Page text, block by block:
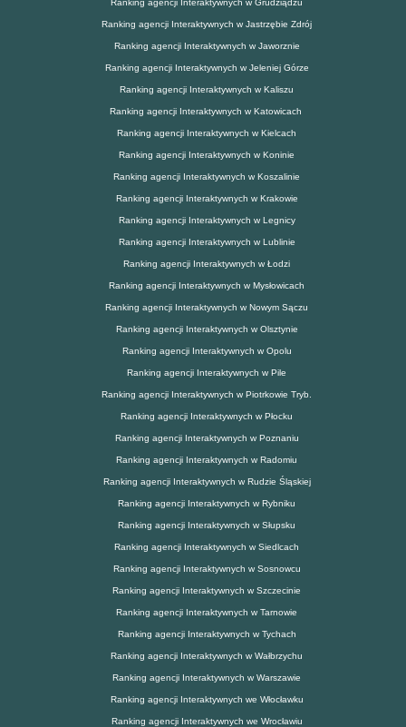
Ranking agencji Interaktywnych w Grudziądzu
Ranking agencji Interaktywnych w Jastrzębie Zdrój
Ranking agencji Interaktywnych w Jaworznie
Ranking agencji Interaktywnych w Jeleniej Górze
Ranking agencji Interaktywnych w Kaliszu
Ranking agencji Interaktywnych w Katowicach
Ranking agencji Interaktywnych w Kielcach
Ranking agencji Interaktywnych w Koninie
Ranking agencji Interaktywnych w Koszalinie
Ranking agencji Interaktywnych w Krakowie
Ranking agencji Interaktywnych w Legnicy
Ranking agencji Interaktywnych w Lublinie
Ranking agencji Interaktywnych w Łodzi
Ranking agencji Interaktywnych w Mysłowicach
Ranking agencji Interaktywnych w Nowym Sączu
Ranking agencji Interaktywnych w Olsztynie
Ranking agencji Interaktywnych w Opolu
Ranking agencji Interaktywnych w Pile
Ranking agencji Interaktywnych w Piotrkowie Tryb.
Ranking agencji Interaktywnych w Płocku
Ranking agencji Interaktywnych w Poznaniu
Ranking agencji Interaktywnych w Radomiu
Ranking agencji Interaktywnych w Rudzie Śląskiej
Ranking agencji Interaktywnych w Rybniku
Ranking agencji Interaktywnych w Słupsku
Ranking agencji Interaktywnych w Siedlcach
Ranking agencji Interaktywnych w Sosnowcu
Ranking agencji Interaktywnych w Szczecinie
Ranking agencji Interaktywnych w Tarnowie
Ranking agencji Interaktywnych w Tychach
Ranking agencji Interaktywnych w Wałbrzychu
Ranking agencji Interaktywnych w Warszawie
Ranking agencji Interaktywnych we Włocławku
Ranking agencji Interaktywnych we Wrocławiu